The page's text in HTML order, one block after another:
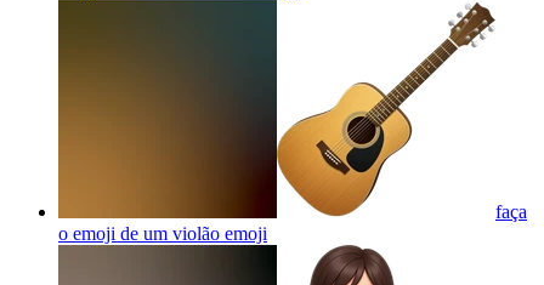
faça
o emoji de um violão emoji